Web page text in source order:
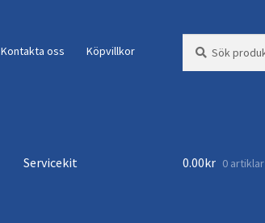
Kontakta oss Köpvillkor
efter:
Servicekit 0.00kr 0 artiklar